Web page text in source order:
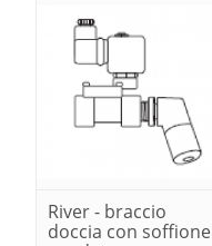
River - braccio
doccia con soffione